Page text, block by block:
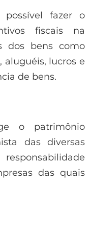
fazer o
fiscais na
dos bens como
aluguéis, lucros e
de bens.
o patrimônio
das diversas
das quais